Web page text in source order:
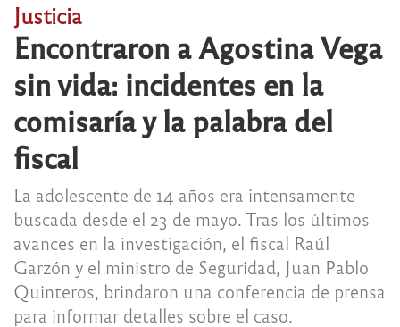
Justicia
Encontraron a Agostina Vega
sin vida: incidentes en la
comisaría y la palabra del
fiscal
La adolescente de 14 años era intensamente
buscada desde el 23 de mayo. Tras los últimos
avances en la investigación, el fiscal Raúl
Garzón y el ministro de Seguridad, Juan Pablo
Quinteros, brindaron una conferencia de prensa
para informar detalles sobre el caso.